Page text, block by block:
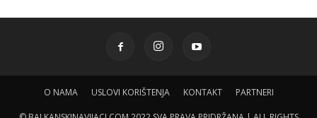
O NAMA USLOVI KORIŠTENJA KONTAKT PARTNERI